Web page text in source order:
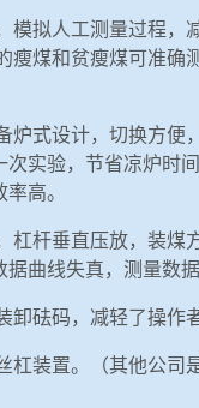
模拟人工测量过程，
瘦煤和贫瘦煤可准确
炉式设计，切换方便
次实验，节省凉炉时
高。
杠杆垂直压放，装煤
曲线失真，测量数据
砝码，减轻了操作
装置。（其他公司